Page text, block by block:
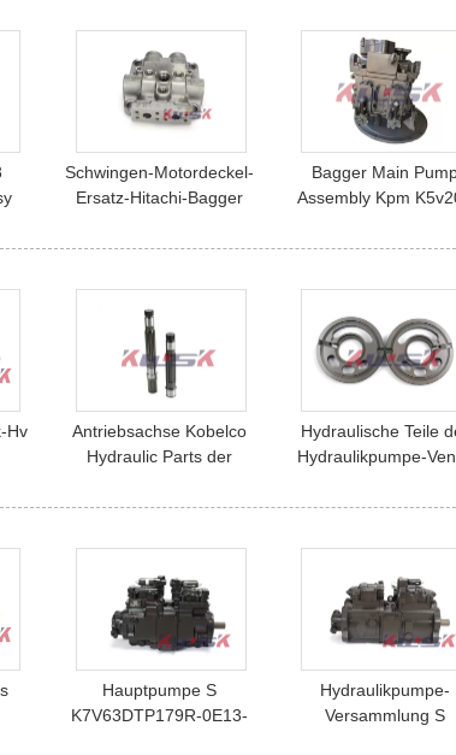
Schwingen-Motordeckel-
Ersatz-Hitachi-Bagger
M5X130 ZX200 HITACHI
Bagger Main
Assembly Kpm
Zx470 ZX470-3
Hv
Antriebsachse Kobelco
Hydraulic Parts der
Hydraulische Teile
Hydraulikpumpe-
Hauptpumpe S
K7V63DTP179R-0E13-
Hydraulikpumpe-
Versammlung S